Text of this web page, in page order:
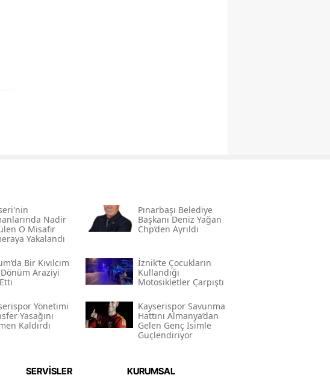
Nadir
O Misafir
Yakalandı
Pınarbaşı Belediye
Başkanı Deniz Yağan
Chp’den Ayrıldı
Bir Kıvılcım
Araziyi
İznik’te Çocukların
Kullandığı
Motosikletler Çarpıştı
Yönetimi
Yasağını
Kaldırdı
Kayserispor Savunma
Hattını Almanya’dan
Gelen Genç Isimle
Güçlendiriyor
SERVİSLER KURUMSAL